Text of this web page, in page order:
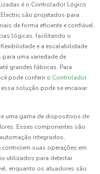
é o Controlador Lógico
Electric são projetados para
de forma eficiente e confiável.
lógicas, facilitando o
e a escalabilidade
uma variedade de
grandes fábricas. Para
pode conferir o Controlador
solução pode se encaixar
uma gama de dispositivos de
Esses componentes são
integrados,
suas operações em
utilizados para detectar
enquanto os atuadores são